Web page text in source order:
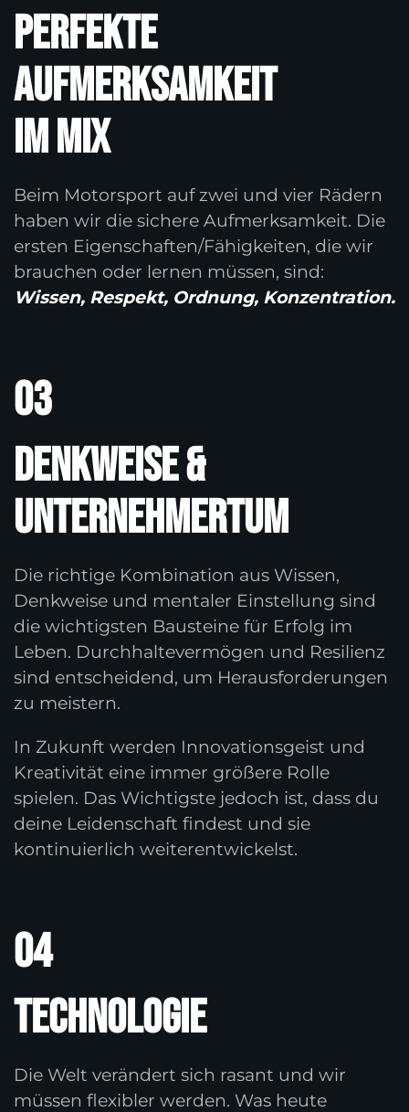
Perfekte
Aufmerksamkeit
im Mix
Beim Motorsport auf zwei und vier Rädern
haben wir die sichere Aufmerksamkeit. Die
ersten Eigenschaften/Fähigkeiten, die wir
brauchen oder lernen müssen, sind:
Wissen, Respekt, Ordnung, Konzentration.
03
Denkweise &
Unternehmertum
Die richtige Kombination aus Wissen,
Denkweise und mentaler Einstellung sind
die wichtigsten Bausteine für Erfolg im
Leben. Durchhaltevermögen und Resilienz
sind entscheidend, um Herausforderungen
zu meistern.
In Zukunft werden Innovationsgeist und
Kreativität eine immer größere Rolle
spielen. Das Wichtigste jedoch ist, dass du
deine Leidenschaft findest und sie
kontinuierlich weiterentwickelst.
04
Technologie
Die Welt verändert sich rasant und wir
müssen flexibler werden. Was heute